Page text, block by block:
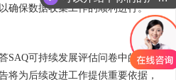
确保数据收集工作的顺利进行。
SAQ可持续发展评估问卷中的问
将为后续改进工作提供重要依据，